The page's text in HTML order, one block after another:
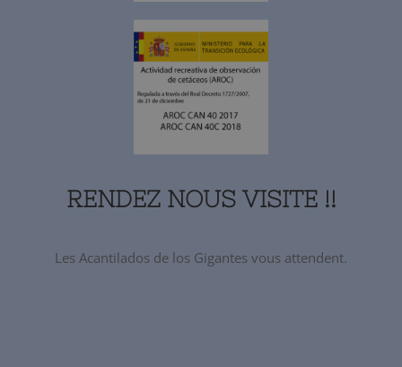
RENDEZ NOUS VISITE !!
Les Acantilados de los Gigantes vous attendent.